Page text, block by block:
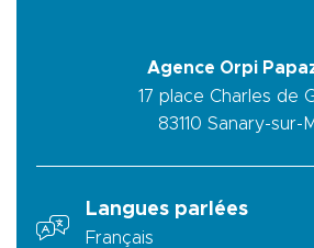
Agence Orpi
17 place Charles de
83110 Sanary-sur-
Langues parlées
Français